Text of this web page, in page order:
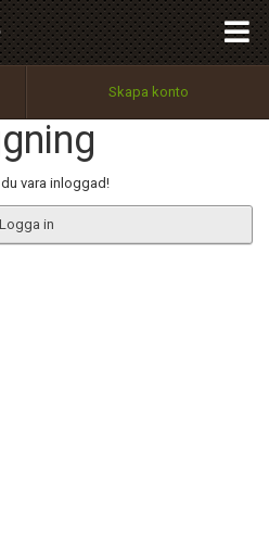
Skapa konto
vara inloggad!
Logga in
OK
Tillbaka till förstasidan